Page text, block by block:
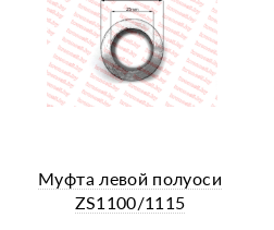
Муфта левой полуоси
ZS1100/1115